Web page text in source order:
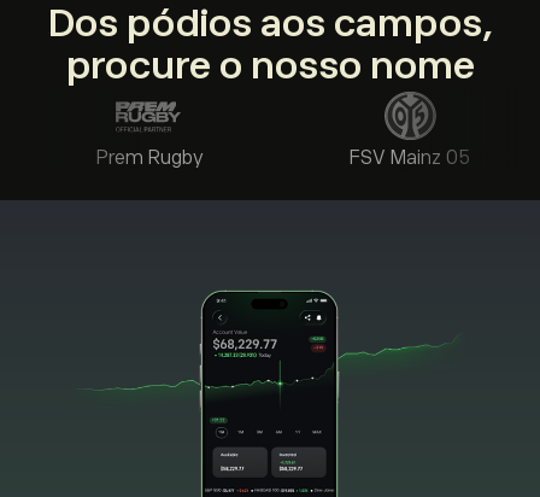
Dos pódios aos campos,
procure o nosso nome
Prem Rugby FSV Mainz 05